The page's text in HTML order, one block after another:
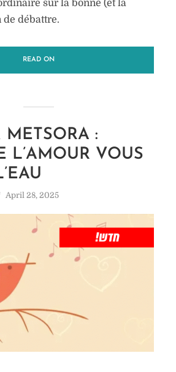
sur la bonne (et la
de débattre.
READ ON
:
L’AMOUR VOUS
April 28, 2025